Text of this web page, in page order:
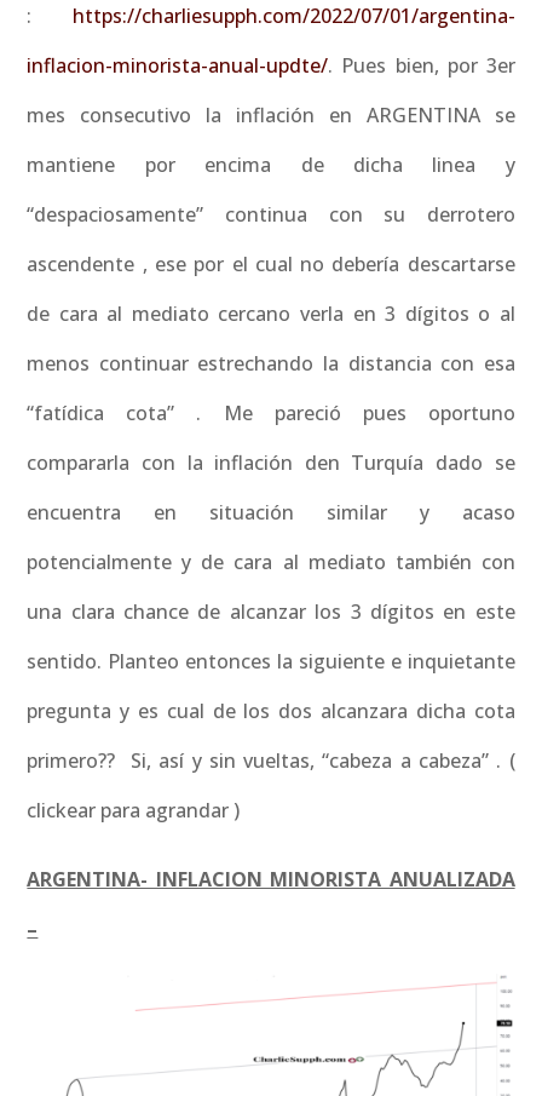
: https://charliesupph.com/2022/07/01/argentina-
inflacion-minorista-anual-updte/. Pues bien, por 3er
mes consecutivo la inflación en ARGENTINA se
mantiene por encima de dicha linea y
“despaciosamente” continua con su derrotero
ascendente , ese por el cual no debería descartarse
de cara al mediato cercano verla en 3 dígitos o al
menos continuar estrechando la distancia con esa
“fatídica cota” . Me pareció pues oportuno
compararla con la inflación den Turquía dado se
encuentra en situación similar y acaso
potencialmente y de cara al mediato también con
una clara chance de alcanzar los 3 dígitos en este
sentido. Planteo entonces la siguiente e inquietante
pregunta y es cual de los dos alcanzara dicha cota
primero?? Si, así y sin vueltas, “cabeza a cabeza” . (
clickear para agrandar )
ARGENTINA- INFLACION MINORISTA ANUALIZADA
–